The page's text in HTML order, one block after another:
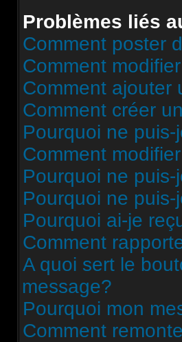
Problèmes liés
Comment poster
Comment
Comment ajouter
Comment créer
Pourquoi ne
Comment
Pourquoi ne
Pourquoi ne
Pourquoi ai-je
Comment
A quoi sert le
message?
Pourquoi mon
Comment